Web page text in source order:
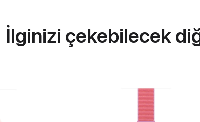
İlginizi çekebilecek